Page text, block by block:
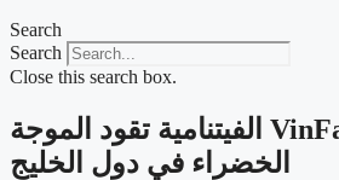
Search
Search
Close this search box.
‫سيارات VinFast الفيتنامية تقود الموجة
الخضراء في دول الخليج